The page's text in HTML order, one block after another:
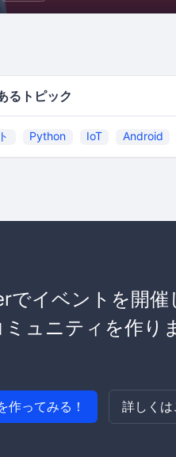
るトピック
Python IoT Android
でイベントを開催
ュニティを作り
作ってみる！ 詳しくは